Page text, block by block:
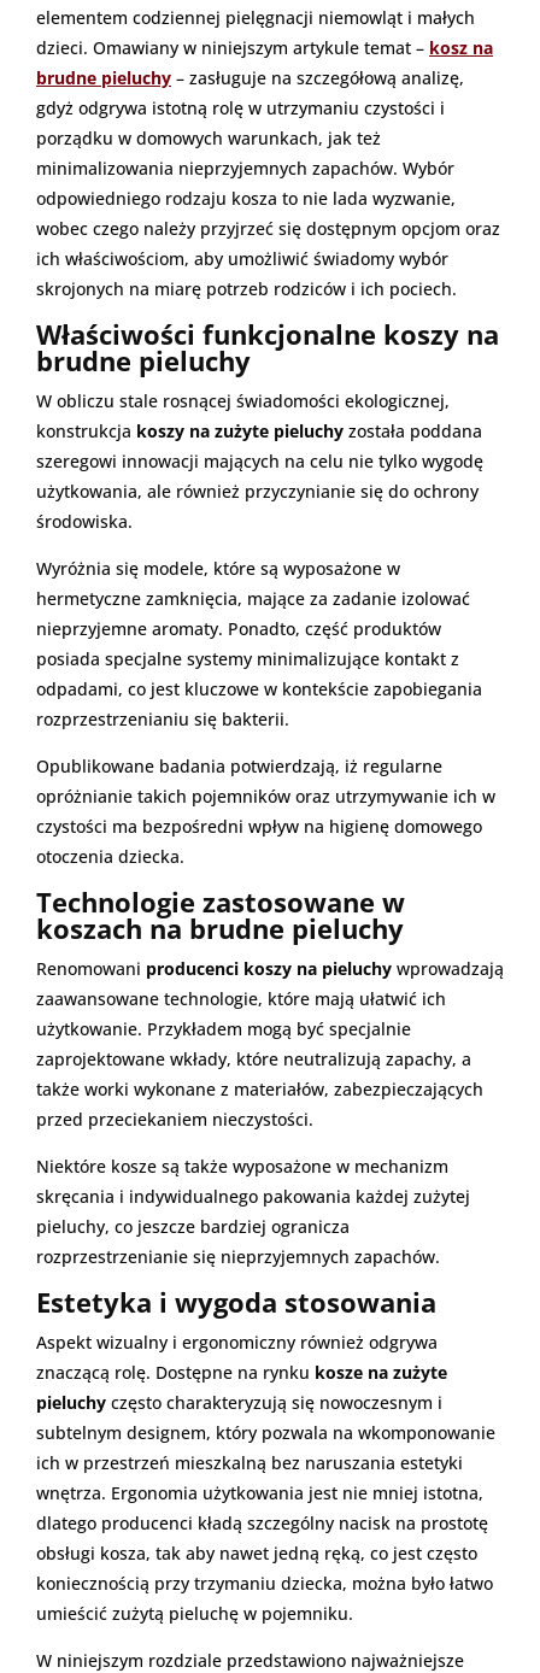
elementem codziennej pielęgnacji niemowląt i małych
dzieci. Omawiany w niniejszym artykule temat – kosz na
brudne pieluchy – zasługuje na szczegółową analizę,
gdyż odgrywa istotną rolę w utrzymaniu czystości i
porządku w domowych warunkach, jak też
minimalizowania nieprzyjemnych zapachów. Wybór
odpowiedniego rodzaju kosza to nie lada wyzwanie,
wobec czego należy przyjrzeć się dostępnym opcjom oraz
ich właściwościom, aby umożliwić świadomy wybór
skrojonych na miarę potrzeb rodziców i ich pociech.
Właściwości funkcjonalne koszy na
brudne pieluchy
W obliczu stale rosnącej świadomości ekologicznej,
konstrukcja koszy na zużyte pieluchy została poddana
szeregowi innowacji mających na celu nie tylko wygodę
użytkowania, ale również przyczynianie się do ochrony
środowiska.
Wyróżnia się modele, które są wyposażone w
hermetyczne zamknięcia, mające za zadanie izolować
nieprzyjemne aromaty. Ponadto, część produktów
posiada specjalne systemy minimalizujące kontakt z
odpadami, co jest kluczowe w kontekście zapobiegania
rozprzestrzenianiu się bakterii.
Opublikowane badania potwierdzają, iż regularne
opróżnianie takich pojemników oraz utrzymywanie ich w
czystości ma bezpośredni wpływ na higienę domowego
otoczenia dziecka.
Technologie zastosowane w
koszach na brudne pieluchy
Renomowani producenci koszy na pieluchy wprowadzają
zaawansowane technologie, które mają ułatwić ich
użytkowanie. Przykładem mogą być specjalnie
zaprojektowane wkłady, które neutralizują zapachy, a
także worki wykonane z materiałów, zabezpieczających
przed przeciekaniem nieczystości.
Niektóre kosze są także wyposażone w mechanizm
skręcania i indywidualnego pakowania każdej zużytej
pieluchy, co jeszcze bardziej ogranicza
rozprzestrzenianie się nieprzyjemnych zapachów.
Estetyka i wygoda stosowania
Aspekt wizualny i ergonomiczny również odgrywa
znaczącą rolę. Dostępne na rynku kosze na zużyte
pieluchy często charakteryzują się nowoczesnym i
subtelnym designem, który pozwala na wkomponowanie
ich w przestrzeń mieszkalną bez naruszania estetyki
wnętrza. Ergonomia użytkowania jest nie mniej istotna,
dlatego producenci kładą szczególny nacisk na prostotę
obsługi kosza, tak aby nawet jedną ręką, co jest często
koniecznością przy trzymaniu dziecka, można było łatwo
umieścić zużytą pieluchę w pojemniku.
W niniejszym rozdziale przedstawiono najważniejsze